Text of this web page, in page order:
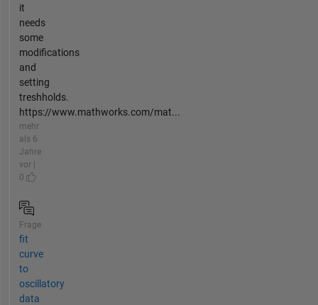
it
needs
some
modifications
and
setting
treshholds.
https://www.mathworks.com/mat...
mehr
als 6
Jahre
vor |
0
Frage
fit
curve
to
oscillatory
data